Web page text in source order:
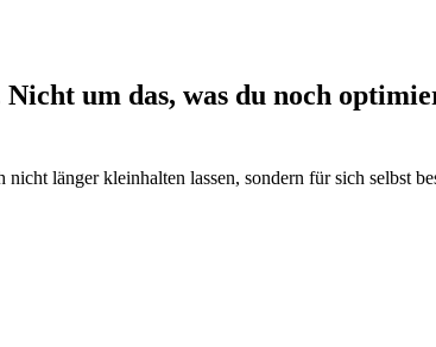
um das, was du noch
länger kleinhalten lassen, sondern für sich selbst